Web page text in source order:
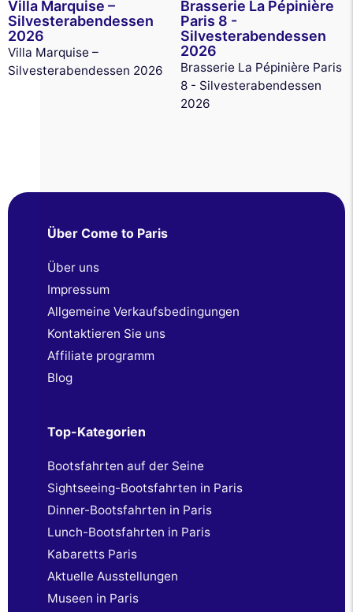
Villa Marquise –
Silvesterabendessen
2026
Villa Marquise –
Silvesterabendessen 2026
Brasserie La Pépinière
Paris 8 -
Silvesterabendessen
2026
Brasserie La Pépinière Paris
8 - Silvesterabendessen
2026
Über Come to Paris
Über uns
Impressum
Allgemeine Verkaufsbedingungen
Kontaktieren Sie uns
Affiliate programm
Blog
Top-Kategorien
Bootsfahrten auf der Seine
Sightseeing-Bootsfahrten in Paris
Dinner-Bootsfahrten in Paris
Lunch-Bootsfahrten in Paris
Kabaretts Paris
Aktuelle Ausstellungen
Museen in Paris